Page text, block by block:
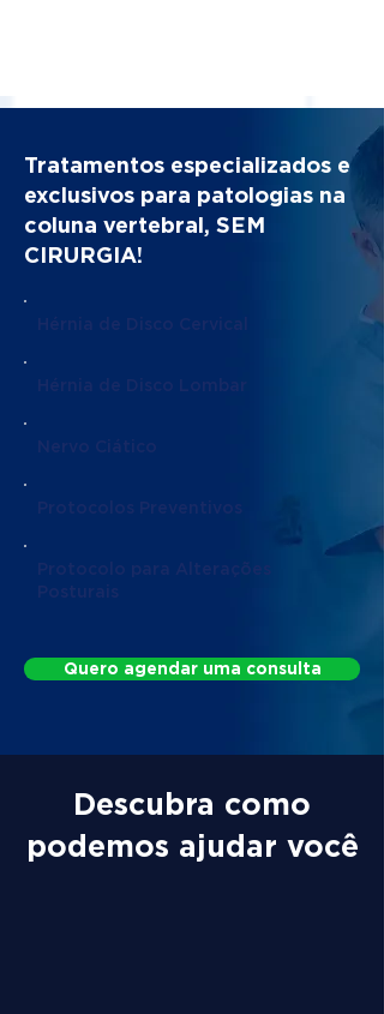
Tratamentos especializados e
exclusivos para patologias na
coluna vertebral, SEM
CIRURGIA!
Hérnia de Disco Cervical
Hérnia de Disco Lombar
Nervo Ciático
Protocolos Preventivos
Protocolo para Alterações
Posturais
Quero agendar uma consulta
Descubra como
podemos ajudar você